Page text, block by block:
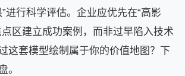
进行科学评估。企业应优先在“高影
点区建立成功案例，而非过早陷入技术
这套模型绘制属于你的价值地图？下
。